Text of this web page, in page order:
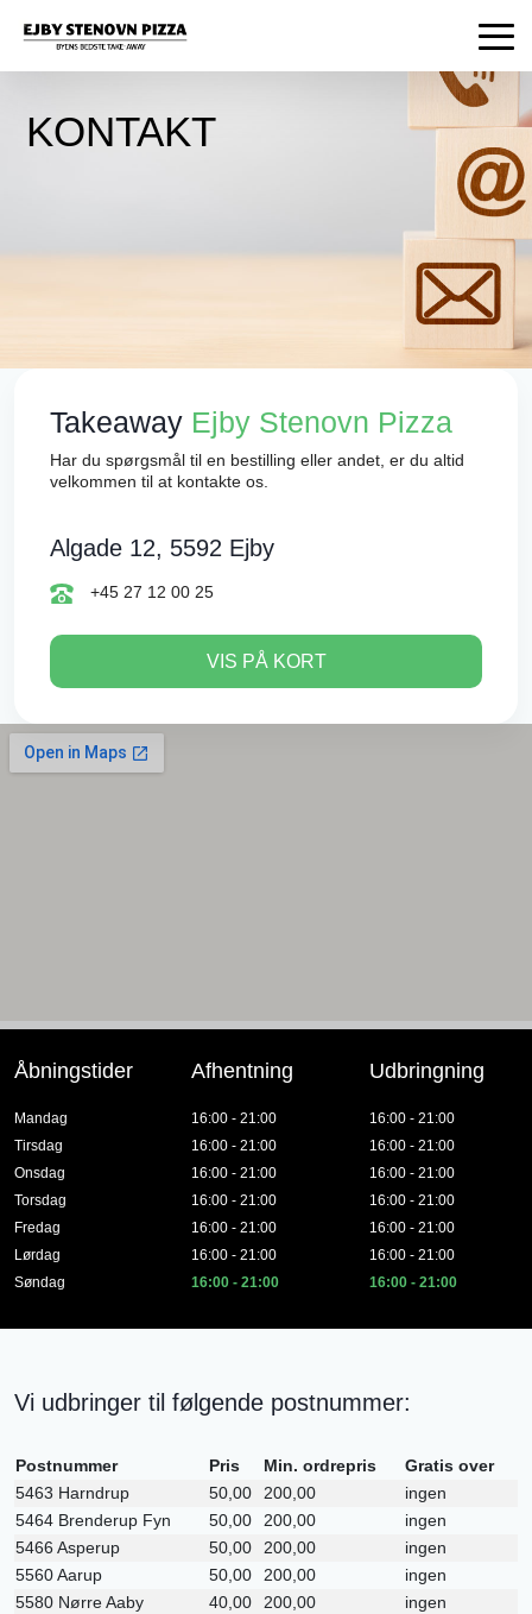
KONTAKT
Takeaway Ejby Stenovn Pizza
Har du spørgsmål til en bestilling eller andet, er du altid
velkommen til at kontakte os.
Algade 12, 5592 Ejby
+45 27 12 00 25
VIS PÅ KORT
Åbningstider
Mandag
Tirsdag
Onsdag
Torsdag
Fredag
Lørdag
Søndag
Afhentning
16:00 - 21:00
16:00 - 21:00
16:00 - 21:00
16:00 - 21:00
16:00 - 21:00
16:00 - 21:00
16:00 - 21:00
Udbringning
16:00 - 21:00
16:00 - 21:00
16:00 - 21:00
16:00 - 21:00
16:00 - 21:00
16:00 - 21:00
16:00 - 21:00
Vi udbringer til følgende postnummer:
Postnummer Pris Min. ordrepris
Gratis over
5463 Harndrup
50,00 200,00
ingen
5464 Brenderup Fyn
50,00 200,00
ingen
5466 Asperup
50,00 200,00
ingen
5560 Aarup
50,00 200,00
ingen
5580 Nørre Aaby
40,00 200,00
ingen